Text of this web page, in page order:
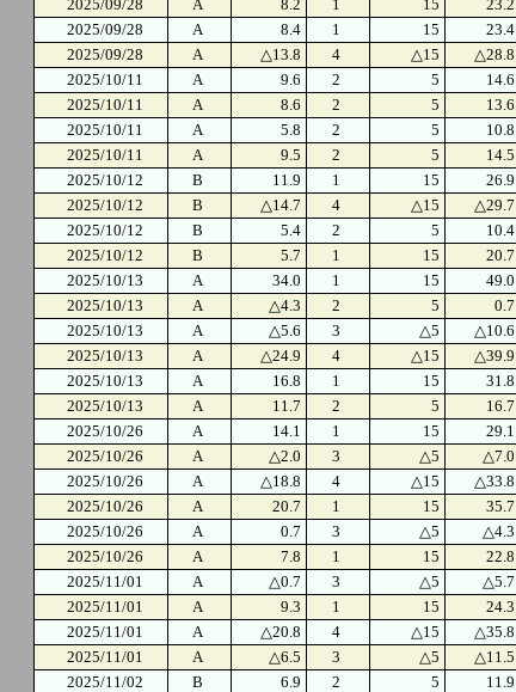
2025/09/28
A 8.2 1 15 23.2
2025/09/28
A 8.4 1 15 23.4
2025/09/28
A △13.8 4 △15 △28.8
2025/10/11
A 9.6 2 5 14.6
2025/10/11
A 8.6 2 5 13.6
2025/10/11
A 5.8 2 5 10.8
2025/10/11
A 9.5 2 5 14.5
2025/10/12
B 11.9 1 15 26.9
2025/10/12
B △14.7 4 △15 △29.7
2025/10/12
B 5.4 2 5 10.4
2025/10/12
B 5.7 1 15 20.7
2025/10/13
A 34.0 1 15 49.0
2025/10/13
A △4.3 2 5 0.7
2025/10/13
A △5.6 3 △5 △10.6
2025/10/13
A △24.9 4 △15 △39.9
2025/10/13
A 16.8 1 15 31.8
2025/10/13
A 11.7 2 5 16.7
2025/10/26
A 14.1 1 15 29.1
2025/10/26
A △2.0 3 △5 △7.0
2025/10/26
A △18.8 4 △15 △33.8
2025/10/26
A 20.7 1 15 35.7
2025/10/26
A 0.7 3 △5 △4.3
2025/10/26
A 7.8 1 15 22.8
2025/11/01
A △0.7 3 △5 △5.7
2025/11/01
A 9.3 1 15 24.3
2025/11/01
A △20.8 4 △15 △35.8
2025/11/01
A △6.5 3 △5 △11.5
2025/11/02
B 6.9 2 5 11.9